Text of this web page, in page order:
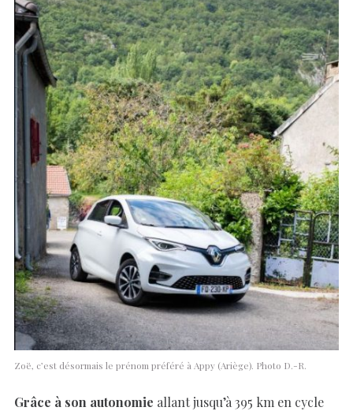
Zoë, c’est désormais le prénom préféré à Appy (Ariège). Photo D.-R.
Grâce à son autonomie allant jusqu’à 395 km en cycle